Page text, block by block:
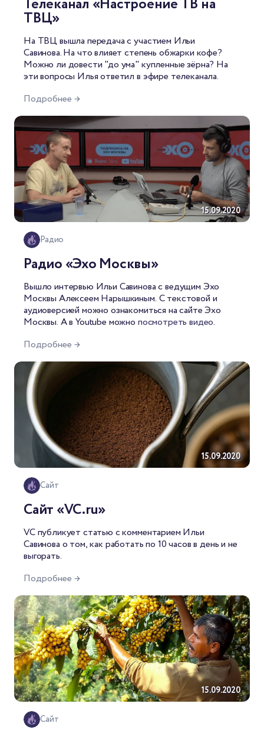
Телеканал «Настроение ТВ на
ТВЦ»
На ТВЦ вышла передачас участием Ильи
Савинова. На что влияет степень обжарки кофе?
Можно ли довести "до ума" купленные зёрна? На
эти вопросы Илья ответил в эфире телеканала.
Подробнее →
15.09.2020
Радио
Радио «Эхо Москвы»
Вышло интервью Ильи Савинова с ведущим Эхо
Москвы Алексеем Нарышкиным. С текстовой и
аудиоверсией можно ознакомиться на сайте Эхо
Москвы. А в Youtube можно посмотреть видео.
Подробнее →
15.09.2020
Сайт
Сайт «VC.ru»
VCпубликует статью с комментарием Ильи
Савинова о том, как работать по 10 часов в день и не
выгорать.
Подробнее →
15.09.2020
Сайт